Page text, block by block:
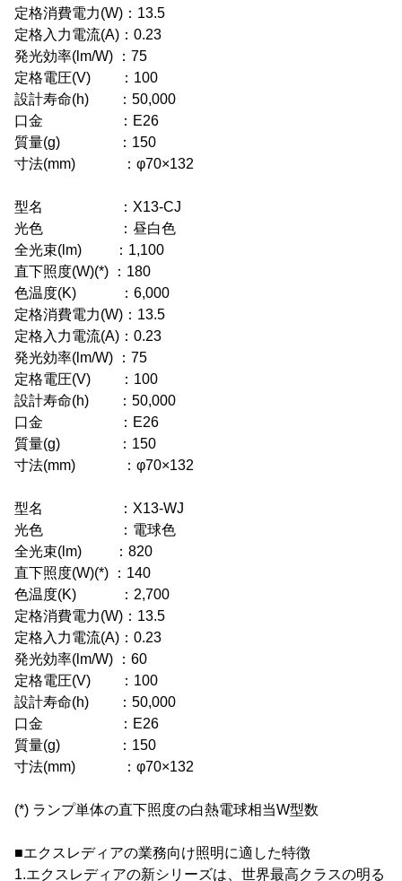
定格消費電力(W)：13.5
定格入力電流(A)：0.23
発光効率(lm/W) ：75
定格電圧(V) ：100
設計寿命(h) ：50,000
口金 ：E26
質量(g) ：150
寸法(mm) ：φ70×132
型名 ：X13-CJ
光色 ：昼白色
全光束(lm) ：1,100
直下照度(W)(*) ：180
色温度(K) ：6,000
定格消費電力(W)：13.5
定格入力電流(A)：0.23
発光効率(lm/W) ：75
定格電圧(V) ：100
設計寿命(h) ：50,000
口金 ：E26
質量(g) ：150
寸法(mm) ：φ70×132
型名 ：X13-WJ
光色 ：電球色
全光束(lm) ：820
直下照度(W)(*) ：140
色温度(K) ：2,700
定格消費電力(W)：13.5
定格入力電流(A)：0.23
発光効率(lm/W) ：60
定格電圧(V) ：100
設計寿命(h) ：50,000
口金 ：E26
質量(g) ：150
寸法(mm) ：φ70×132
(*) ランプ単体の直下照度の白熱電球相当W型数
■エクスレディアの業務向け照明に適した特徴
1.エクスレディアの新シリーズは、世界最高クラスの明る